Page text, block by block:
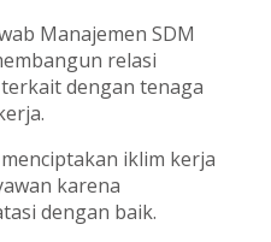
Manajemen SDM
relasi
dengan tenaga
iklim kerja
karena
dengan baik.